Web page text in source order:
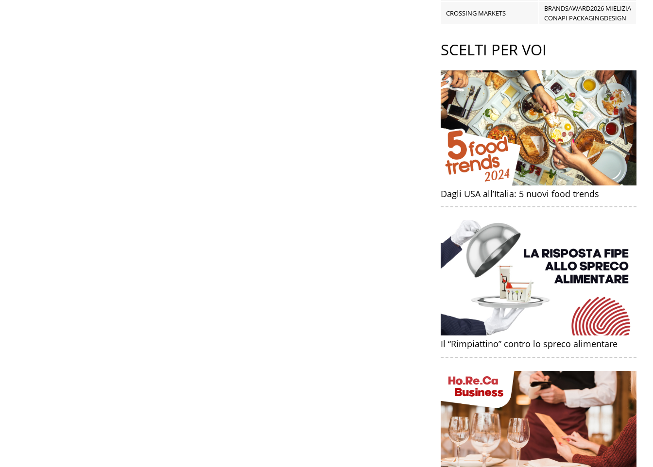
CROSSING MARKETS
BRANDSAWARD2026 MIELIZIA
CONAPI PACKAGINGDESIGN
SCELTI PER VOI
Dagli USA all’Italia: 5 nuovi food trends
Il “Rimpiattino” contro lo spreco alimentare